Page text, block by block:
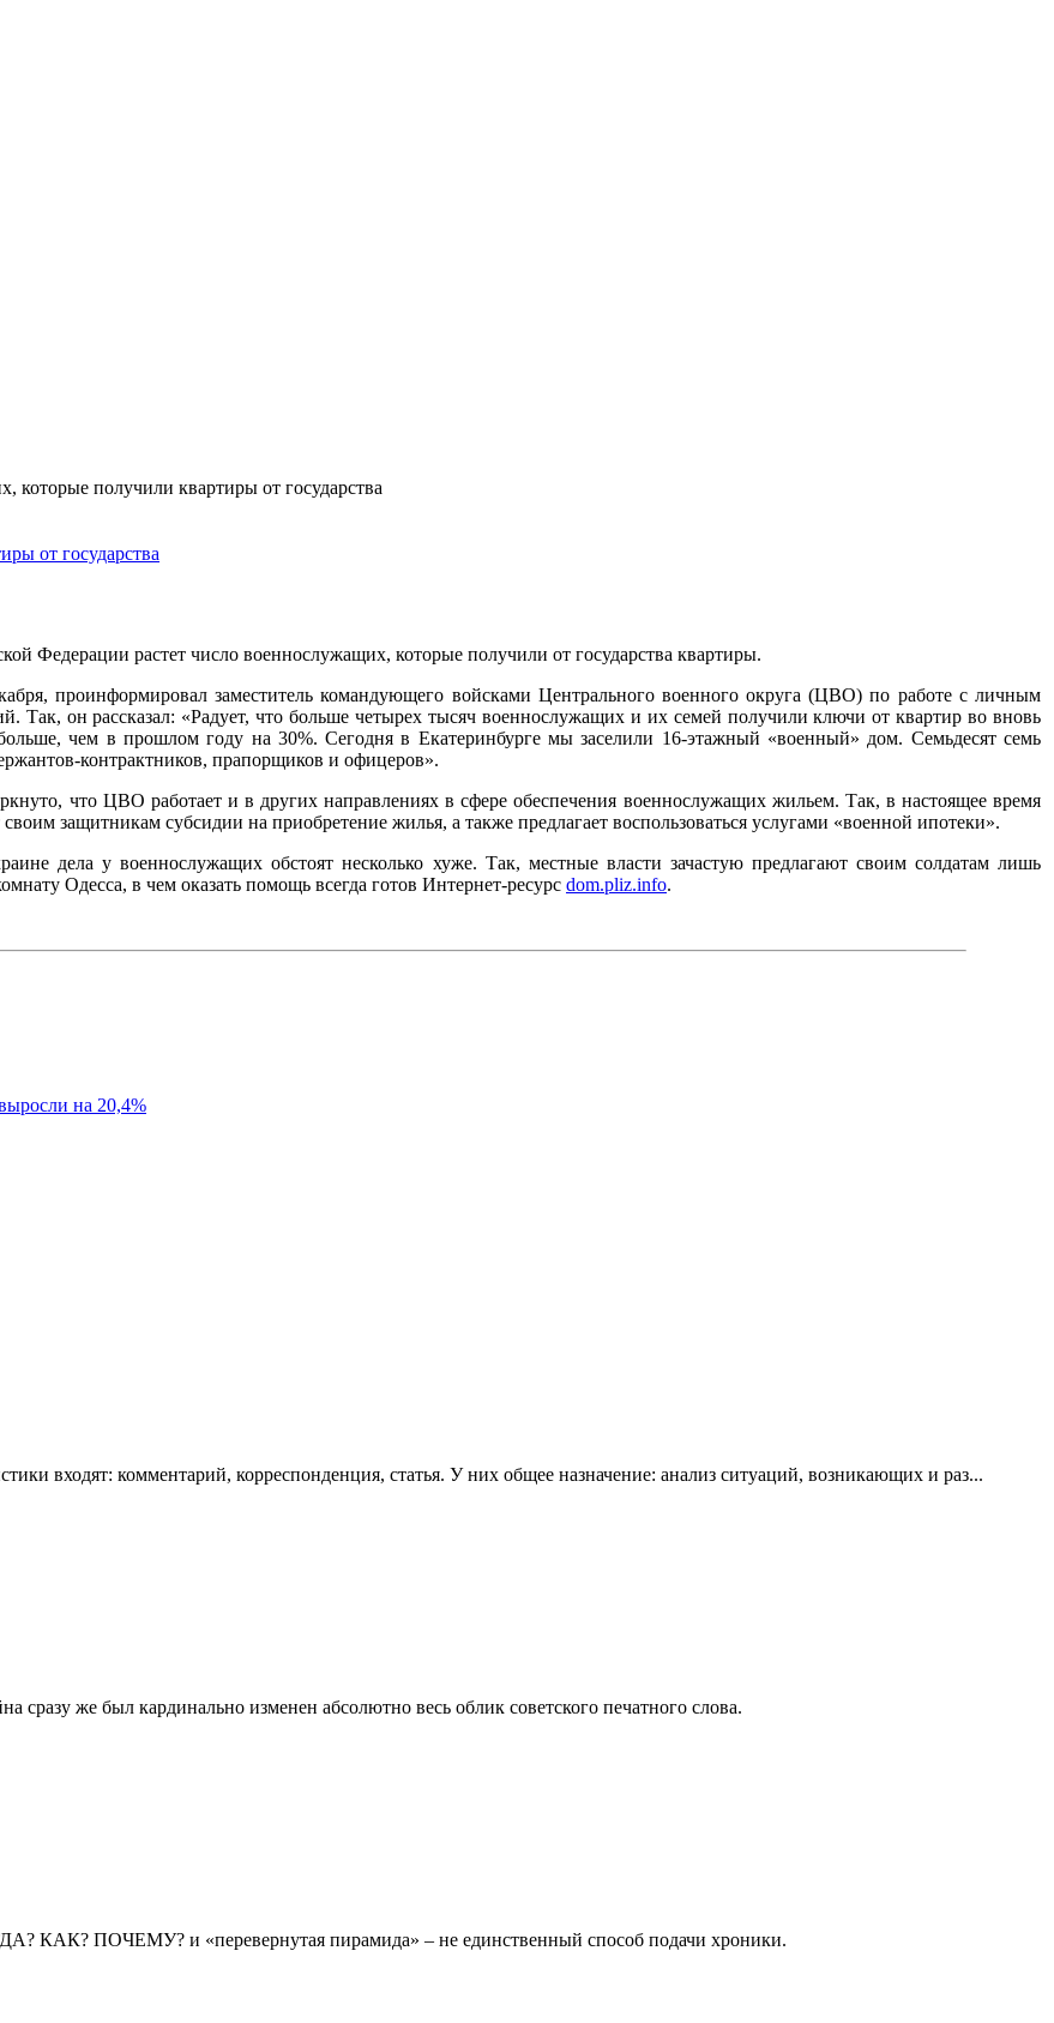
которые получили квартиры от государства
от государства
Федерации растет число военнослужащих, которые получили от государства квартиры.
проинформировал заместитель командующего войсками Центрального военного округа (ЦВО) по работе с личным
Так, он рассказал: «Радует, что больше четырех тысяч военнослужащих и их семей получили ключи от квартир во вновь
чем в прошлом году на 30%. Сегодня в Екатеринбурге мы заселили 16-этажный «военный» дом. Семьдесят семь
контрактников, прапорщиков и офицеров».
что ЦВО работает и в других направлениях в сфере обеспечения военнослужащих жильем. Так, в настоящее время
своим защитникам субсидии на приобретение жилья, а также предлагает воспользоваться услугами «военной ипотеки».
дела у военнослужащих обстоят несколько хуже. Так, местные власти зачастую предлагают своим солдатам лишь
Одесса, в чем оказать помощь всегда готов Интернет-ресурс dom.pliz.info.
на 20,4%
входят: комментарий, корреспонденция, статья. У них общее назначение: анализ ситуаций, возникающих и раз...
сразу же был кардинально изменен абсолютно весь облик советского печатного слова.
КАК? ПОЧЕМУ? и «перевернутая пирамида» – не единственный способ подачи хроники.